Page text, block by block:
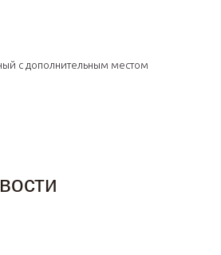
с дополнительным местом